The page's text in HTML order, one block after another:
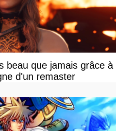
beau que jamais grâce à
d'un remaster